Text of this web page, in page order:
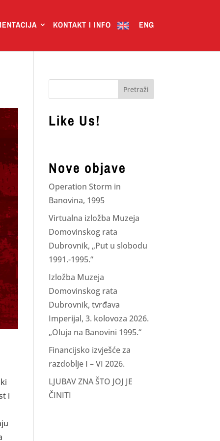
KONTAKT I INFO ENG
i
Like Us!
Nove objave
Operation Storm in
Banovina, 1995
Virtualna izložba Muzeja
Domovinskog rata
Dubrovnik, „Put u slobodu
1991.-1995.“
Izložba Muzeja
Domovinskog rata
Dubrovnik, tvrđava
Imperijal, 3. kolovoza 2026.
„Oluja na Banovini 1995.“
Financijsko izvješće za
razdoblje I – VI 2026.
LJUBAV ZNA ŠTO JOJ JE
ČINITI